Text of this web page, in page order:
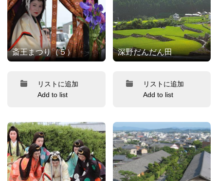
斎王まつり（５）
リストに追加
Add to list
深野だんだん田
リストに追加
Add to list